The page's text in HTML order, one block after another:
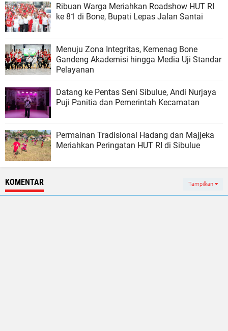
Ribuan Warga Meriahkan Roadshow HUT RI
ke 81 di Bone, Bupati Lepas Jalan Santai
Menuju Zona Integritas, Kemenag Bone
Gandeng Akademisi hingga Media Uji Standar
Pelayanan
Datang ke Pentas Seni Sibulue, Andi Nurjaya
Puji Panitia dan Pemerintah Kecamatan
Permainan Tradisional Hadang dan Majjeka
Meriahkan Peringatan HUT RI di Sibulue
KOMENTAR Tampilkan